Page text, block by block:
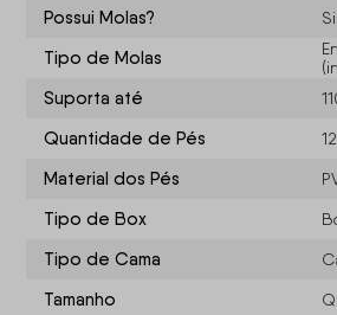
Possui Molas?
Tipo de Molas
Suporta até
Quantidade de Pés 12
Material dos Pés
Tipo de Box
Tipo de Cama
Tamanho